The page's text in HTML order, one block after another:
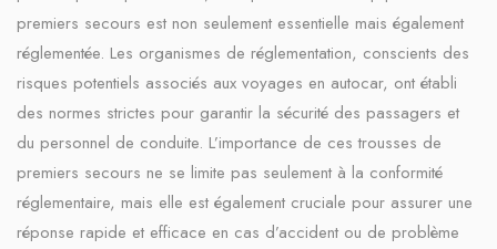
premiers secours est non seulement essentielle mais également
réglementée. Les organismes de réglementation, conscients des
risques potentiels associés aux voyages en autocar, ont établi
des normes strictes pour garantir la sécurité des passagers et
du personnel de conduite. L’importance de ces trousses de
premiers secours ne se limite pas seulement à la conformité
réglementaire, mais elle est également cruciale pour assurer une
réponse rapide et efficace en cas d’accident ou de problème